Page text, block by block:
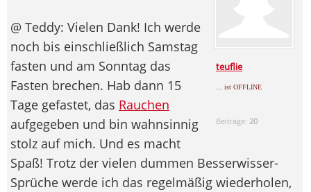
teuflie
... ist OFFLINE
Beiträge: 20
@ Teddy: Vielen Dank! Ich werde
noch bis einschließlich Samstag
fasten und am Sonntag das
Fasten brechen. Hab dann 15
Tage gefastet, das Rauchen
aufgegeben und bin wahnsinnig
stolz auf mich. Und es macht
Spaß! Trotz der vielen dummen Besserwisser-
Sprüche werde ich das regelmäßig wiederholen,